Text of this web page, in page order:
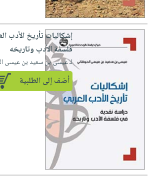
إشكاليات تأريخ الأدب
فلسفة الأدب وتاريخه
لـ عيسى بن سعيد بن عيسى
أضف إلى الطلبية